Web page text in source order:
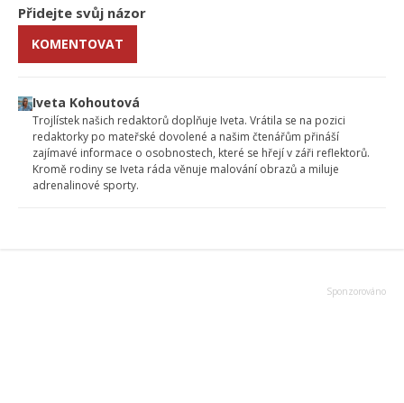
Přidejte svůj názor
KOMENTOVAT
Iveta Kohoutová
Trojlístek našich redaktorů doplňuje Iveta. Vrátila se na pozici
redaktorky po mateřské dovolené a našim čtenářům přináší
zajímavé informace o osobnostech, které se hřejí v záři reflektorů.
Kromě rodiny se Iveta ráda věnuje malování obrazů a miluje
adrenalinové sporty.